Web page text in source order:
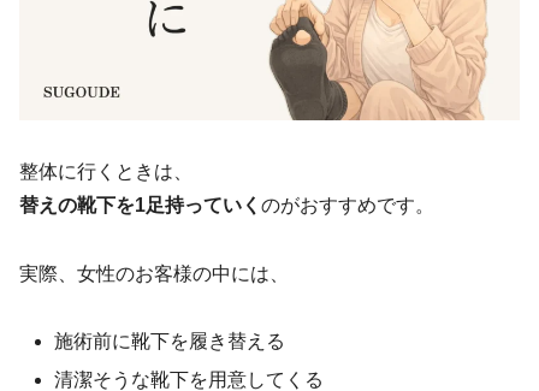
整体に行くときは、
替えの靴下を1足持っていく のがおすすめです。
実際、女性のお客様の中には、
施術前に靴下を履き替える
清潔そうな靴下を用意してくる